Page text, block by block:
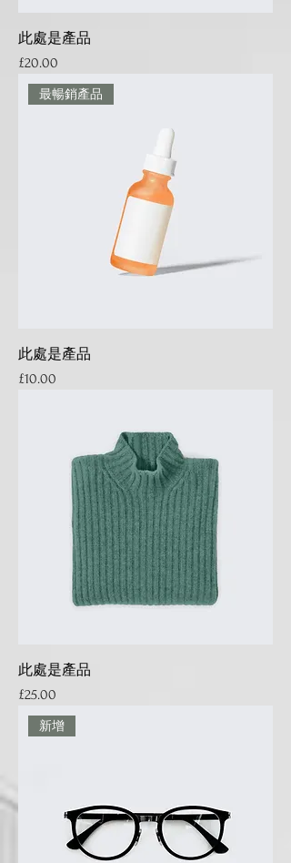
此處是產品
Price
£20.00
最暢銷產品
此處是產品
Price
£10.00
此處是產品
Price
£25.00
新增